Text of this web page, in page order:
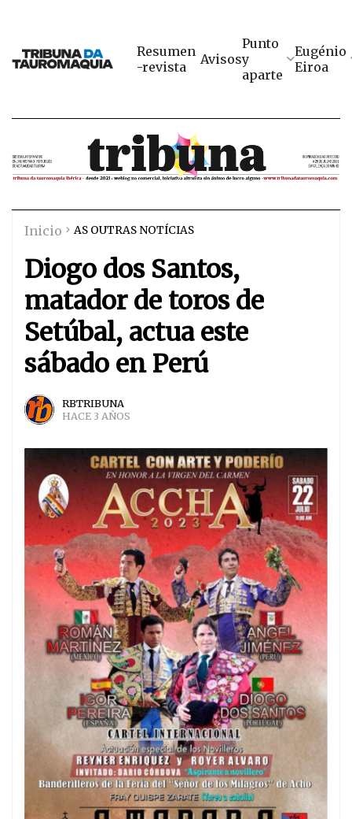
Resumen
-revista
Avisos
Punto
y
aparte
Eugénio
Eiroa
Inicio AS OUTRAS NOTÍCIAS
Diogo dos Santos,
matador de toros de
Setúbal, actua este
sábado en Perú
RBTRIBUNA
HACE 3 AÑOS